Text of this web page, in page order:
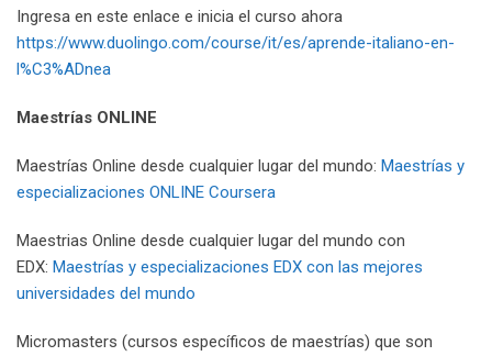
Ingresa en este enlace e inicia el curso ahora
https://www.duolingo.com/course/it/es/aprende-italiano-en-
l%C3%ADnea
Maestrías ONLINE
Maestrías Online desde cualquier lugar del mundo: Maestrías y
especializaciones ONLINE Coursera
Maestrias Online desde cualquier lugar del mundo con
EDX: Maestrías y especializaciones EDX con las mejores
universidades del mundo
Micromasters (cursos específicos de maestrías) que son